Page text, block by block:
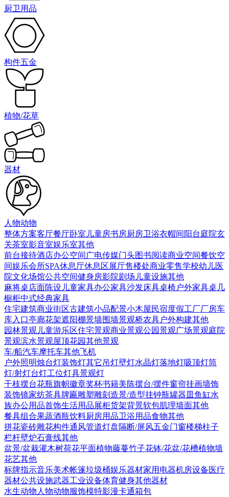
厨卫用品
构件五金
植物/花草
器材
人物动物
整体方案客厅餐厅卧室 儿童房书房厨房卫浴衣帽间 阳台庭院玄
关茶室影音室娱乐室其他
前台接待酒店办公空间 广电传媒门头图书阅读商业空间餐饮空
间娱乐会所SPA休息厅休息区展厅售楼处商业零售学校幼儿医
院文化场馆公共空间健身房影院剧场 儿童设施其他
麻将桌店面陈设 儿童家具办公家具沙发床具桌椅户外家具桌几
橱柜中式经典家具
住宅建筑商业街区古建筑小品配景小木屋民宿度假工厂厂房车
库入口亭廊花架遮阳棚景墙围墙景观桥农具户外构建其他
园林景观 儿童游乐区住宅景观商业景观公园景观广场景观庭院
景观滨水景观屋顶花园其他景观
车/船汽车摩托车其他飞机
户外照明烛台灯装饰灯其它 吊灯壁灯水晶灯落地灯吸顶灯筒
灯/射灯台灯工位灯具景观灯
干枝摆台花瓶旗帜徽章奖杯书籍美陈摆台/摆件窗帘挂画墙饰
装饰镜家纺茶具牌匾雕塑雕刻 造景/造型挂钟瓶罐器皿 鱼缸水
族办公用品首饰生活用品展柜货架背景软包肌理墙面其他
餐具组合果蔬酒瓶饮料厨房用品卫浴用品食物其他
拼花瓷砖雕花构件通风管道灯盘隔断/屏风五金门窗楼梯柱子
栏杆壁炉石膏线其他
盆景/盆栽灌木树荷花平面植物藤蔓竹子花钵/花盆/花槽植物墙
花艺其他
标牌指示音乐美术帐篷垃圾桶娱乐器材家用电器机房设备医疗
器材公共设施武器工业设备体育健身其他器材
水生动物 人物动物服饰模特影漫卡通箱包